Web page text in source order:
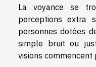
La voyance se
perceptions extra
personnes dotées
simple bruit ou
visions